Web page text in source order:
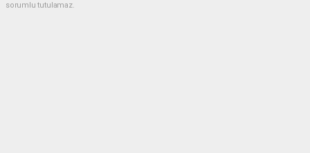
sorumlu tutulamaz.